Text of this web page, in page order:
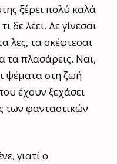
ξέρει πολύ καλά
δε λέει. Δε γίνεσαι
λες, τα σκέφτεσαι
τα πλασάρεις. Ναι,
ψέματα στη ζωή
έχουν ξεχάσει
των φανταστικών
γιατί ο